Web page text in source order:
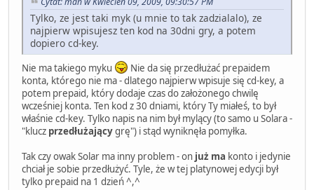
Tylko, ze jest taki myk (u mnie to tak zadzialalo), ze
najpierw wpisujesz ten kod na 30dni gry, a potem
dopiero cd-key.
Nie ma takiego myku
Nie da się przedłużać prepaidem
konta, którego nie ma - dlatego najpierw wpisuje się cd-key, a
potem prepaid, który dodaje czas do założonego chwilę
wcześniej konta. Ten kod z 30 dniami, który Ty miałeś, to był
właśnie cd-key. Tylko napis na nim był mylący (to samo u Solara -
"klucz przedłużającygrę") i stąd wyniknęła pomyłka.
Tak czy owak Solar ma inny problem - on już ma konto i jedynie
chciał je sobie przedłużyć. Tyle, że w tej platynowej edycji był
tylko prepaid na 1 dzień ^,^